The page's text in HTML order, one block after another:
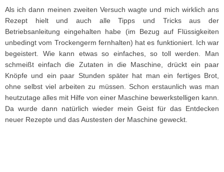
Als ich dann meinen zweiten Versuch wagte und mich wirklich ans
Rezept hielt und auch alle Tipps und Tricks aus der
Betriebsanleitung eingehalten habe (im Bezug auf Flüssigkeiten
unbedingt vom Trockengerm fernhalten) hat es funktioniert. Ich war
begeistert. Wie kann etwas so einfaches, so toll werden. Man
schmeißt einfach die Zutaten in die Maschine, drückt ein paar
Knöpfe und ein paar Stunden später hat man ein fertiges Brot,
ohne selbst viel arbeiten zu müssen. Schon erstaunlich was man
heutzutage alles mit Hilfe von einer Maschine bewerkstelligen kann.
Da wurde dann natürlich wieder mein Geist für das Entdecken
neuer Rezepte und das Austesten der Maschine geweckt.